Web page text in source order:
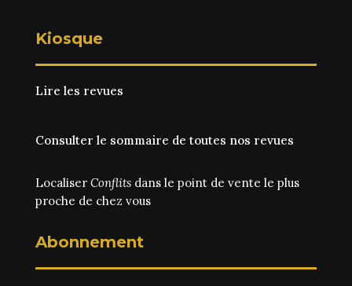
Kiosque
Lire les revues
Consulter le sommaire de toutes nos revues
Localiser Conflitsdans le point de vente le plus
proche de chez vous
Abonnement